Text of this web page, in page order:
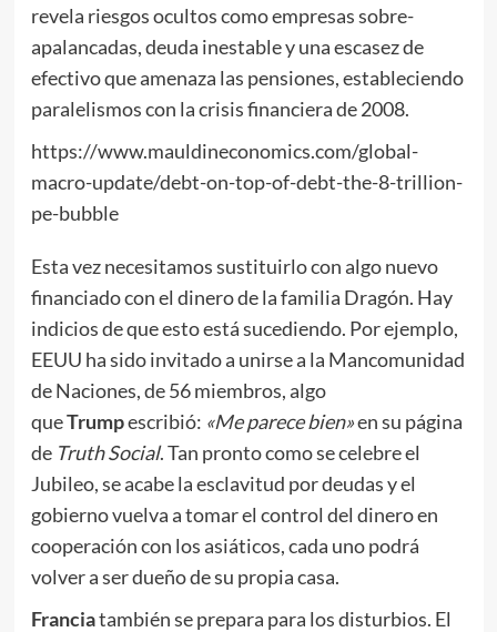
revela riesgos ocultos como empresas sobre-
apalancadas, deuda inestable y una escasez de
efectivo que amenaza las pensiones, estableciendo
paralelismos con la crisis financiera de 2008.
https://www.mauldineconomics.com/global-
macro-update/debt-on-top-of-debt-the-8-trillion-
pe-bubble
Esta vez necesitamos sustituirlo con algo nuevo
financiado con el dinero de la familia Dragón. Hay
indicios de que esto está sucediendo. Por ejemplo,
EEUU ha sido invitado a unirse a la Mancomunidad
de Naciones, de 56 miembros, algo
queTrumpescribió: «Me parece bien»en su página
de Truth Social. Tan pronto como se celebre el
Jubileo, se acabe la esclavitud por deudas y el
gobierno vuelva a tomar el control del dinero en
cooperación con los asiáticos, cada uno podrá
volver a ser dueño de su propia casa.
Franciatambién se prepara para los disturbios. El